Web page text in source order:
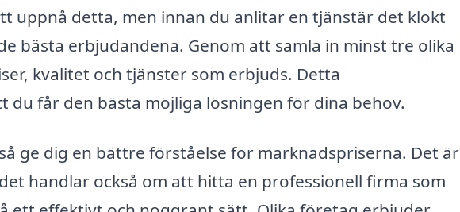
uppnå detta, men innan du anlitar en tjänstär det klokt
bästa erbjudandena. Genom att samla in minst tre olika
kvalitet och tjänster som erbjuds. Detta
du får den bästa möjliga lösningen för dina behov.
ge dig en bättre förståelse för marknadspriserna. Det är
handlar också om att hitta en professionell firma som